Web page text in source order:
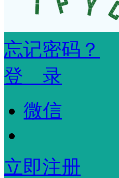
忘记密码？
登 录
微信
立即注册